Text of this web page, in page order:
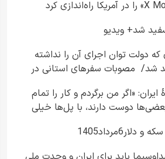
شد+ ویدیو
دولت توان اجرای آن را نداشته
شد/ مصوبات سفرهای استانی در
است+ عکس
ایران: «اگر من برگردم و کار را تمام
دوست دارند، با پل‌ها خیلی
پل‌هایشان را در کمتر از یک
ویدیو